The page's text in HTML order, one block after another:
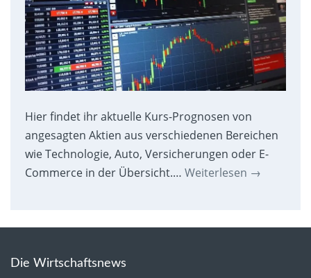
Hier findet ihr aktuelle Kurs-Prognosen von
angesagten Aktien aus verschiedenen Bereichen
wie Technologie, Auto, Versicherungen oder E-
Commerce in der Übersicht.… Weiterlesen →
Die Wirtschaftsnews